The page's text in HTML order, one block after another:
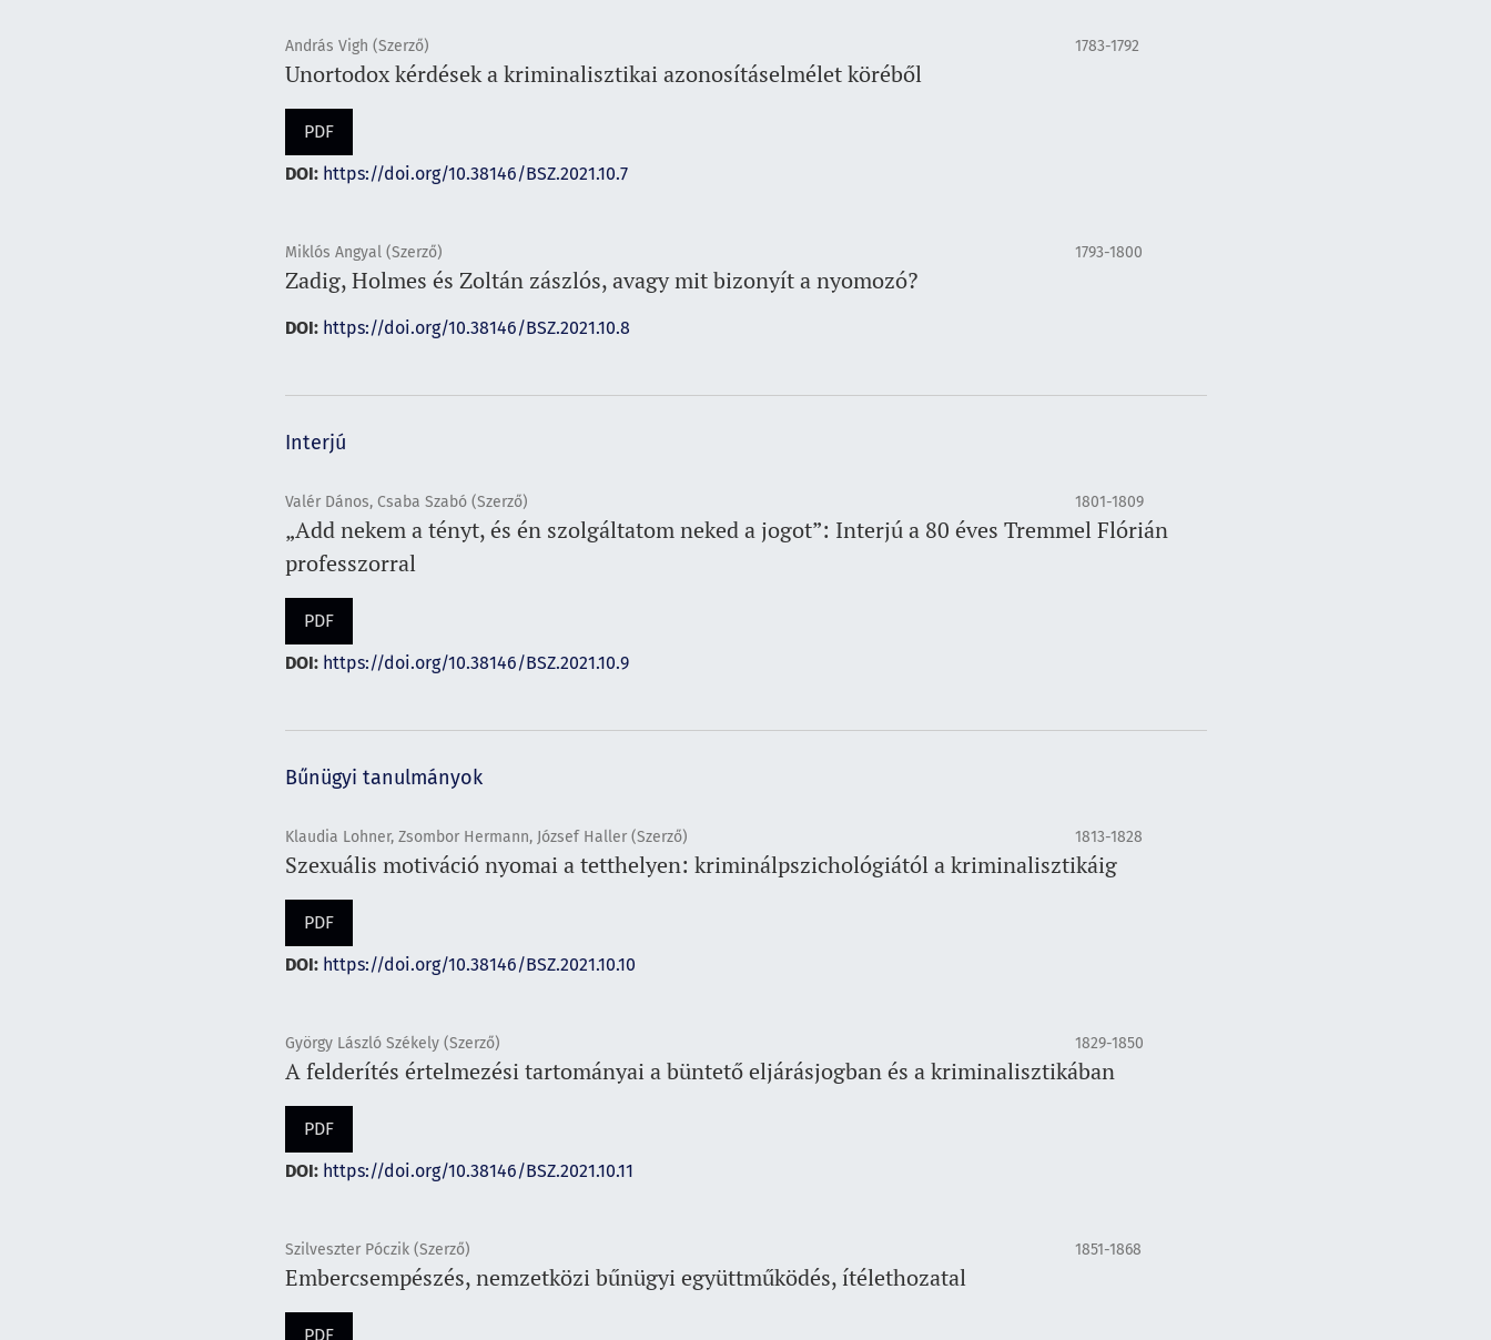
András Vigh (Szerző) 1783-1792
Unortodox kérdések a kriminalisztikai azonosításelmélet köréből
PDF
DOI: https://doi.org/10.38146/BSZ.2021.10.7
Miklós Angyal (Szerző) 1793-1800
Zadig, Holmes és Zoltán zászlós, avagy mit bizonyít a nyomozó?
DOI: https://doi.org/10.38146/BSZ.2021.10.8
Interjú
Valér Dános, Csaba Szabó (Szerző) 1801-1809
„Add nekem a tényt, és én szolgáltatom neked a jogot”: Interjú a 80 éves Tremmel Flórián
professzorral
PDF
DOI: https://doi.org/10.38146/BSZ.2021.10.9
Bűnügyi tanulmányok
Klaudia Lohner, Zsombor Hermann, József Haller (Szerző) 1813-1828
Szexuális motiváció nyomai a tetthelyen: kriminálpszichológiától a kriminalisztikáig
PDF
DOI: https://doi.org/10.38146/BSZ.2021.10.10
György László Székely (Szerző) 1829-1850
A felderítés értelmezési tartományai a büntető eljárásjogban és a kriminalisztikában
PDF
DOI: https://doi.org/10.38146/BSZ.2021.10.11
Szilveszter Póczik (Szerző) 1851-1868
Embercsempészés, nemzetközi bűnügyi együttműködés, ítélethozatal
PDF